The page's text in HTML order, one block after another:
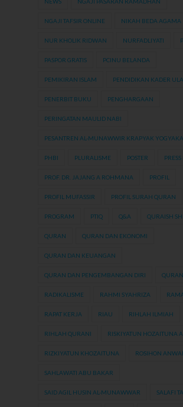
NGAJI TAFSIR ONLINE NIKAH BEDA AGAMA
NUR KHOLIK RIDWAN NURFADLIYATI
PASPOR GRATIS PCINU BELANDA
PEMIKIRAN ISLAM PENDIDIKAN KADER
PENERBIT BUKU PENGHARGAAN
PERINGATAN MAULID NABI
PESANTREN AL-MUNAWWIR KRAPYAK
PHBI PLURALISME POSTER
PROF. DR. JAJANG A ROHMANA PROFIL
PROFIL MUFASSIR PROFIL SURAH QURAN
PROGRAM PTIQ Q&A QURAISH
QURAN QURAN DAN EKONOMI
QURAN DAN KEUANGAN
QURAN DAN PENGEMBANGAN DIRI
RADIKALISME RAHMI SYAHRIZA
RAPAT KERJA RIAU RIHLAH ILMIAH
RIHLAH QURANI RISKIYATUN HOZAITUNA
RIZKIYATUN KHOZAITUNA ROSIHON
SAHLAWATI ABU BAKAR
SAID AGIL HUSIN AL-MUNAWWAR SALAFI